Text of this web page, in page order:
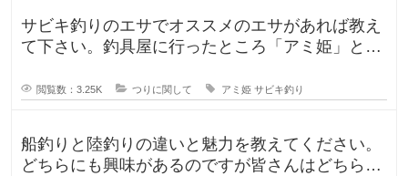
サビキ釣りのエサでオススメのエサがあれば教え
て下さい。釣具屋に行ったところ「アミ姫」とい
閲覧数：3.25K つりに関して アミ姫 サビキ釣り
船釣りと陸釣りの違いと魅力を教えてください。
どちらにも興味があるのですが皆さんはどちらが